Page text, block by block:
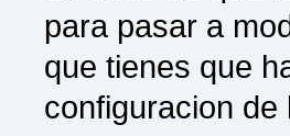
para pasar a
que tienes que
configuracion